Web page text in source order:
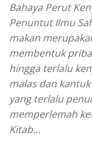
Bahaya Perut
Penuntut Ilmu
makan
membentuk
hingga terlalu
malas dan
yang terlalu
memperlemah
Kitab…